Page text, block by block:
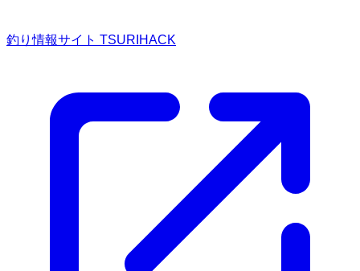
釣り情報サイト TSURIHACK